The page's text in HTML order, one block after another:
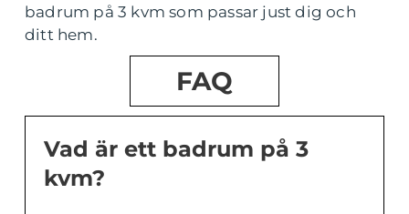
badrum på 3 kvm som passar just dig och
ditt hem.
FAQ
Vad är ett badrum på 3
kvm?